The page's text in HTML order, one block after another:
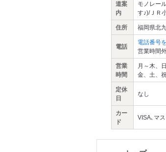
道案
内
モノレー
す♪)/ＪＲ
住所 福岡県北
電話
電話番号
営業時間
営業
時間
月～木、
金、土、
定休
日
なし
カー
ド
VISA､マ